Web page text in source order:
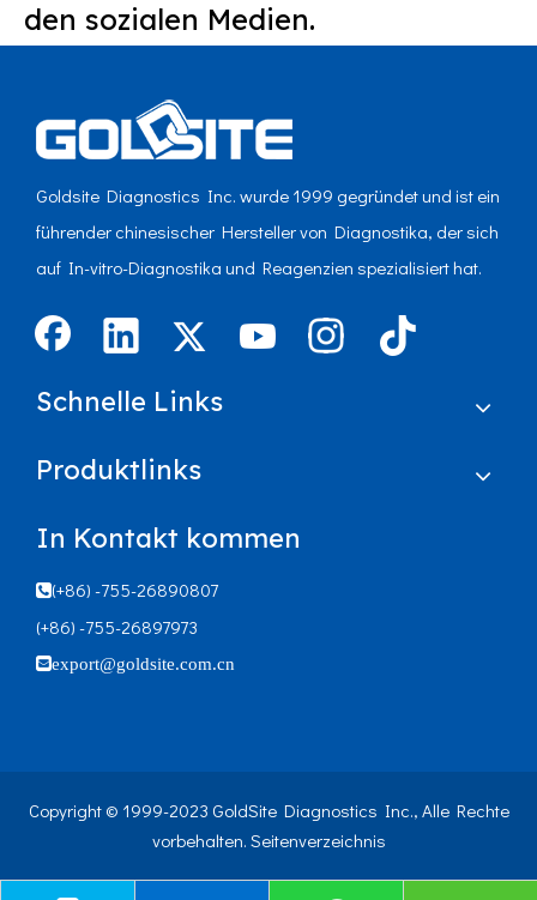
den sozialen Medien.
Goldsite Diagnostics Inc. wurde 1999 gegründet und ist ein
führender chinesischer Hersteller von Diagnostika, der sich
auf In-vitro-Diagnostika und Reagenzien spezialisiert hat.
Schnelle Links
Produktlinks
In Kontakt kommen
(+86) -755-26890807
(+86) -755-26897973
export@goldsite.com.cn
Copyright © 1999-2023 GoldSite Diagnostics Inc., Alle Rechte
vorbehalten. Seitenverzeichnis